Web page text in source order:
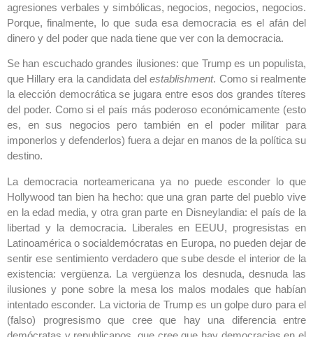
agresiones verbales y simbólicas, negocios, negocios, negocios.
Porque, finalmente, lo que suda esa democracia es el afán del
dinero y del poder que nada tiene que ver con la democracia.
Se han escuchado grandes ilusiones: que Trump es un populista,
que Hillary era la candidata delestablishment. Como si realmente
la elección democrática se jugara entre esos dos grandes títeres
del poder. Como si el país más poderoso económicamente (esto
es, en sus negocios pero también en el poder militar para
imponerlos y defenderlos) fuera a dejar en manos de la política su
destino.
La democracia norteamericana ya no puede esconder lo que
Hollywood tan bien ha hecho: que una gran parte del pueblo vive
en la edad media, y otra gran parte en Disneylandia: el país de la
libertad y la democracia. Liberales en EEUU, progresistas en
Latinoamérica o socialdemócratas en Europa, no pueden dejar de
sentir ese sentimiento verdadero que sube desde el interior de la
existencia: vergüenza. La vergüenza los desnuda, desnuda las
ilusiones y pone sobre la mesa los malos modales que habían
intentado esconder. La victoria de Trump es un golpe duro para el
(falso) progresismo que cree que hay una diferencia entre